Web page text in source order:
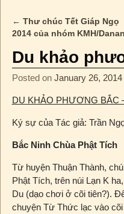
Post navigation
← Thư chúc Tết Giáp Ngọ
2014 của nhóm KMH/
Du khảo
Posted on January 26, 2014
DU KHẢO PHƯƠNG BẮC
Ký sự của Tác giả: Trần
Bắc Ninh Chùa Phật Tích
Từ huyện Thuận Thành,
Phật Tích, trên núi Lạn K
Du (dạo chơi ở cõi tiên?).
chuyện Từ Thức lạc vào